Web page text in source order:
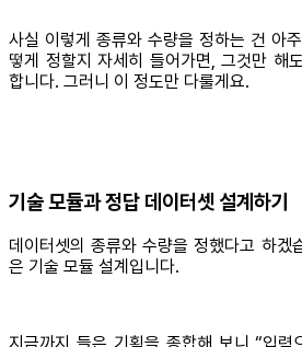
사실 이렇게 종류와 수량을 정하는 건 아
떻게 정할지 자세히 들어가면, 그것만 해
합니다. 그러니 이 정도만 다룰게요.
기술 모듈과 정답 데이터셋 설계하기
데이터셋의 종류와 수량을 정했다고 하겠
은 기술 모듈 설계입니다.